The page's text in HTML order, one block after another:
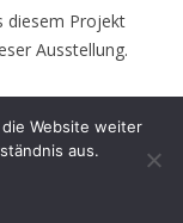
diesem Projekt
Ausstellung.
– 16.00 Uhr,
(durch Tagungen
Website weiter
aus.